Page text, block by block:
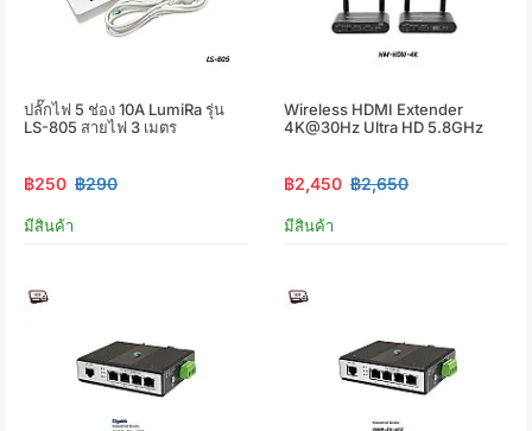
ปลั๊กไฟ 5 ช่อง 10A LumiRa รุ่น
LS-805 สายไฟ 3 เมตร
฿250 ฿290
มีสินค้า
Wireless HDMI Extender
4K@30Hz Ultra HD 5.8GHz
฿2,450 ฿2,650
มีสินค้า